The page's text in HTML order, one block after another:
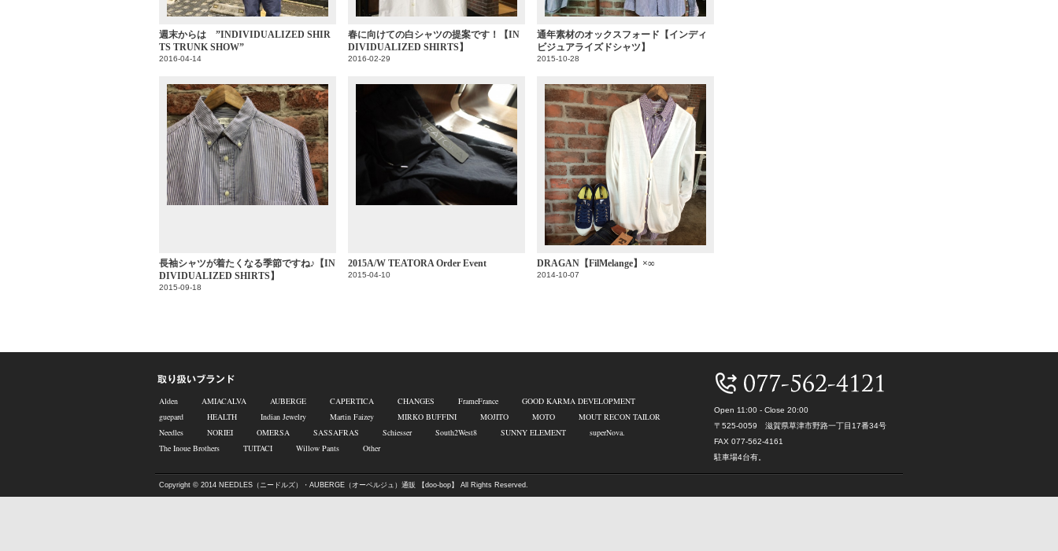
週末からは ”INDIVIDUALIZED SHIR
TS TRUNK SHOW”
2016-04-14
春に向けての白シャツの提案です！【IN
DIVIDUALIZED SHIRTS】
2016-02-29
通年素材のオックスフォード【インディ
ビジュアライズドシャツ】
2015-10-28
長袖シャツが着たくなる季節ですね♪【IN
DIVIDUALIZED SHIRTS】
2015-09-18
2015A/W TEATORA Order Event
2015-04-10
DRAGAN【FilMelange】×∞
2014-10-07
Open 11:00 - Close 20:00
〒525-0059 滋賀県草津市野路一丁目17番34号
FAX 077-562-4161
駐車場4台有。
Alden AMIACALVA AUBERGE CAPERTICA CHANGES FrameFrance
GOOD KARMA DEVELOPMENT
guepard
HEALTH Indian Jewelry Martin Faizey MIRKO BUFFINI MOJITO MOTO
MOUT RECON TAILOR
Needles
NORIEI OMERSA SASSAFRAS Schiesser South2West8 SUNNY ELEMENT
superNova.
The Inoue Brothers
TUITACI Willow Pants Other
Copyright © 2014 NEEDLES（ニードルズ）・AUBERGE（オーベルジュ）通販 【doo-bop】 All Rights Reserved.